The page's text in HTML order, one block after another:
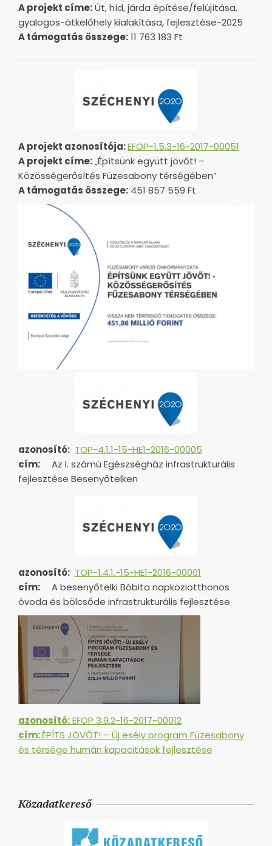
A projekt címe:Út, híd, járda építése/felújítása,
gyalogos-átkelőhely kialakítása, fejlesztése-2025
A támogatás összege:11 763 183 Ft
A projekt azonosítója:EFOP-1.5.3-16-2017-00051
A projekt címe:„Építsünk együtt jövőt! –
Közösségerősítés Füzesabony térségében”
A támogatás összege: 451 857 559 Ft
azonosító: TOP-4.1.1-15-HE1-2016-00005
cím:
Az I. számú Egészségház infrastrukturális
fejlesztése Besenyőtelken
azonosító: TOP-1.4.1.-15-HE1-2016-00001
cím:
A besenyőtelki Bóbita napköziotthonos
óvoda és bölcsőde infrastrukturális fejlesztése
azonosító:EFOP 3.9.2-16-2017-00012
cím:ÉPÍTS JÖVŐT! – Új esély program Füzesabony
és térsége humán kapacitások fejlesztése
Közadatkereső